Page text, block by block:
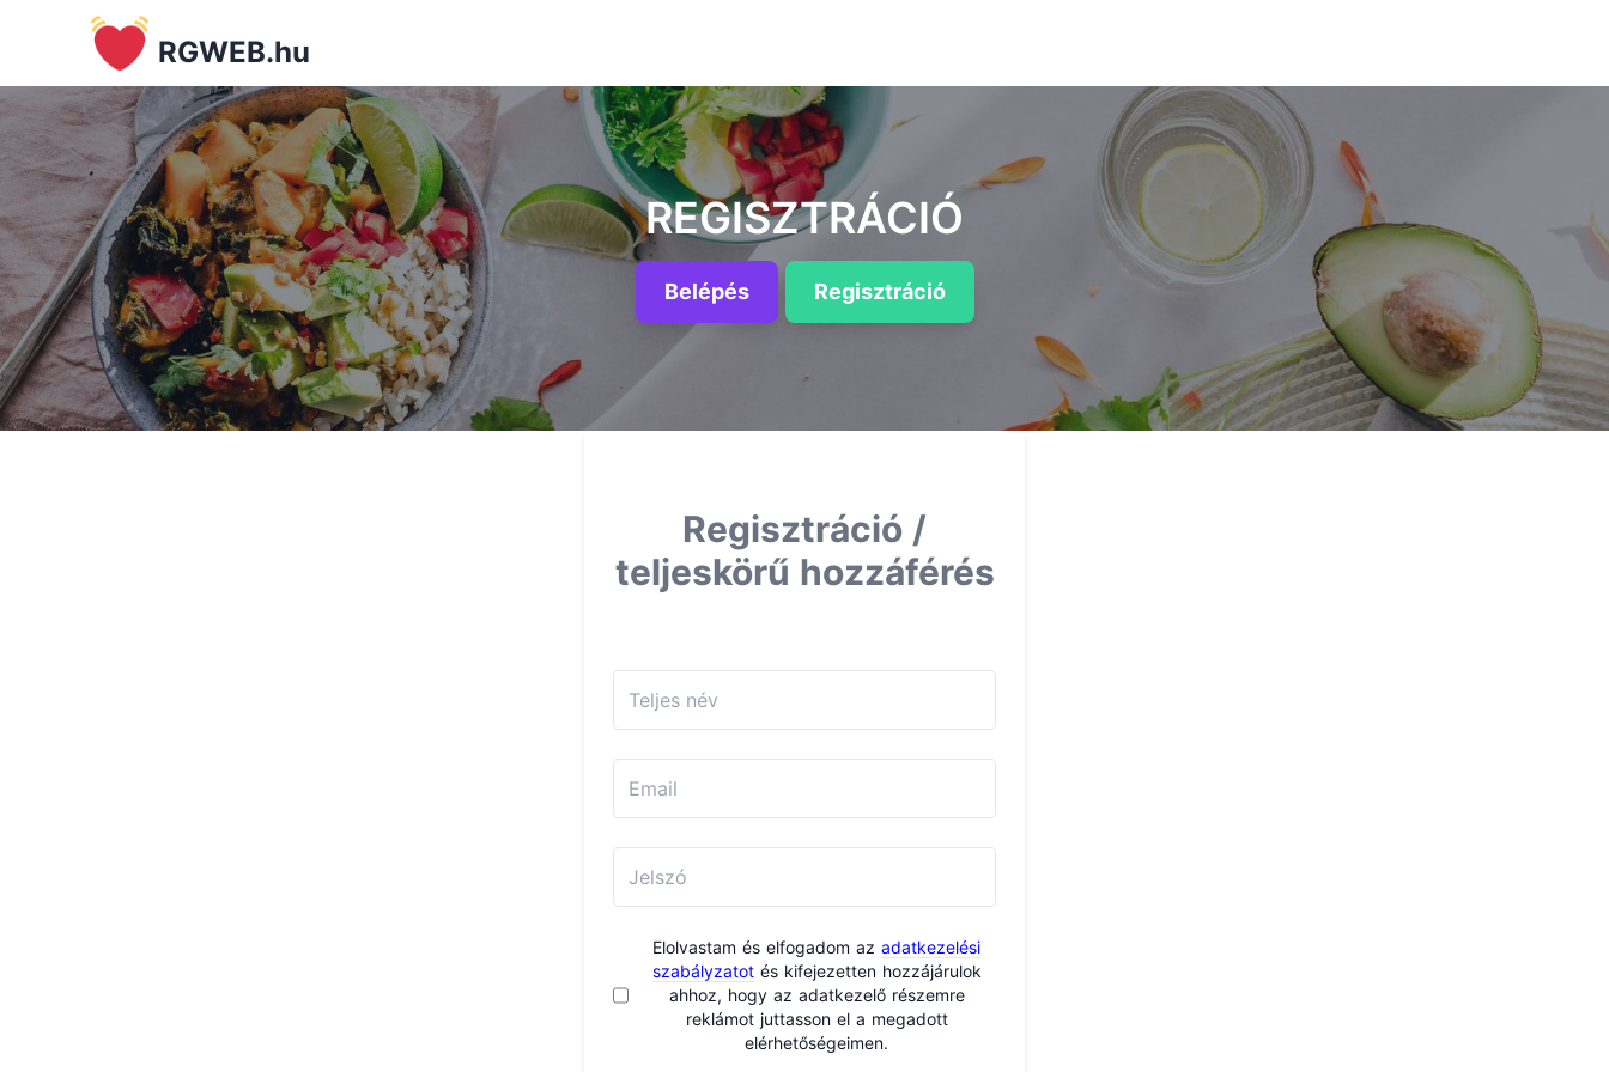
RGWEB.hu
REGISZTRÁCIÓ
Belépés Regisztráció
Regisztráció /
teljeskörű hozzáférés
Elolvastam és elfogadom azadatkezelési
szabályzatotés kifejezetten hozzájárulok
ahhoz, hogy az adatkezelő részemre
reklámot juttasson el a megadott
elérhetőségeimen.